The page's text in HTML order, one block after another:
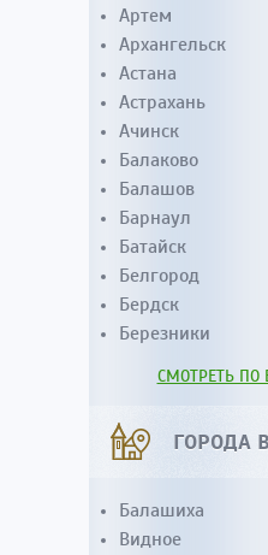
Артем
Архангельск
Астана
Астрахань
Ачинск
Балаково
Балашов
Барнаул
Батайск
Белгород
Бердск
Березники
СМОТРЕТЬ ПО
ГОРОДА
Балашиха
Видное